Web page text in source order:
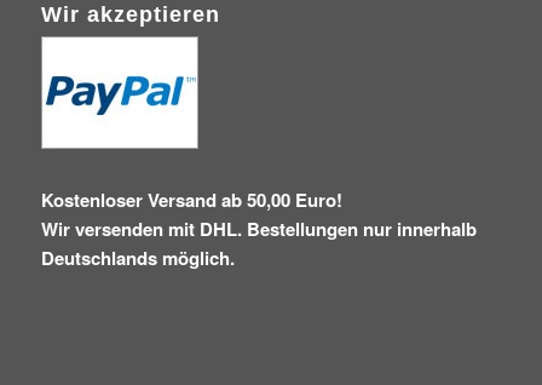
Wir akzeptieren
Kostenloser Versand ab 50,00 Euro!
Wir versenden mit DHL. Bestellungen nur innerhalb
Deutschlands möglich.